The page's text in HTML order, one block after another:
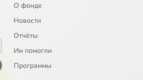
О фонде
Новости
Отчёты
Им помогли
Программы